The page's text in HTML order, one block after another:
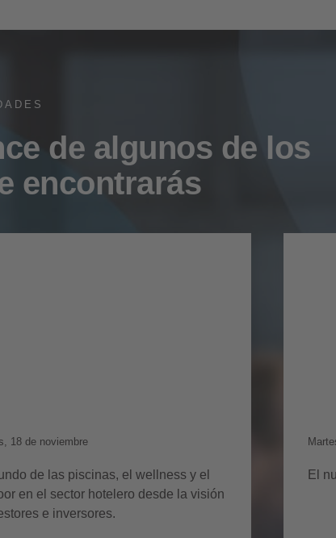
de algunos de los
encontrarás
18 de noviembre
de las piscinas, el wellness y el
en el sector hotelero desde la visión
e inversores.
El